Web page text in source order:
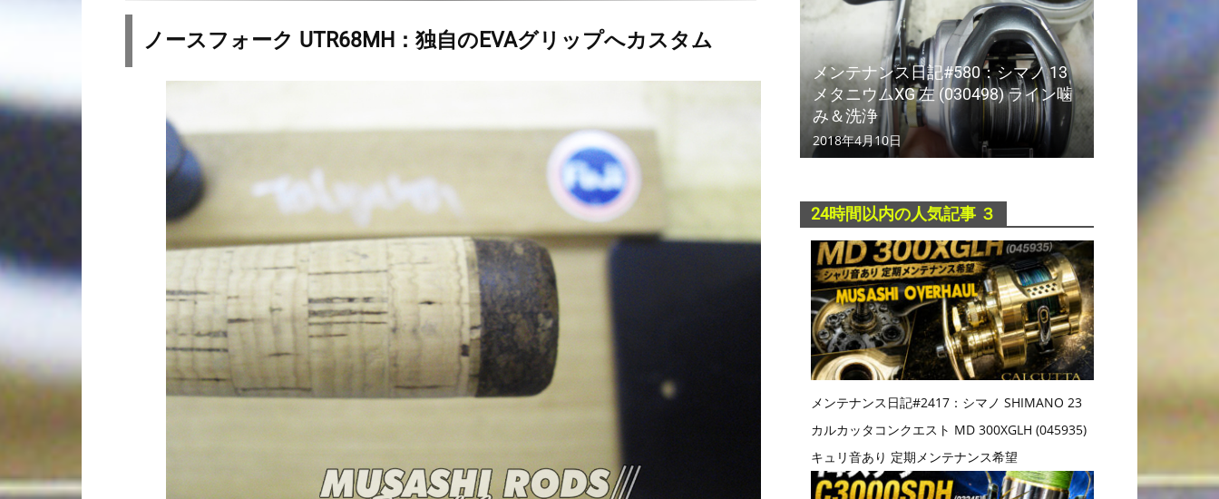
ノースフォーク UTR68MH：独自のEVAグリップへカスタム
メンテナンス日記#580：シマノ 13
メタニウムXG 左 (030498) ライン噛
み＆洗浄
2018年4月10日
24時間以内の人気記事 ３
メンテナンス日記#2417：シマノ SHIMANO 23
カルカッタコンクエスト MD 300XGLH (045935)
キュリ音あり 定期メンテナンス希望